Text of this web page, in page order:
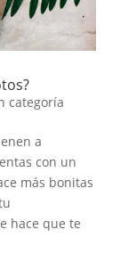
categoría
a
con un
más bonitas
hace que te